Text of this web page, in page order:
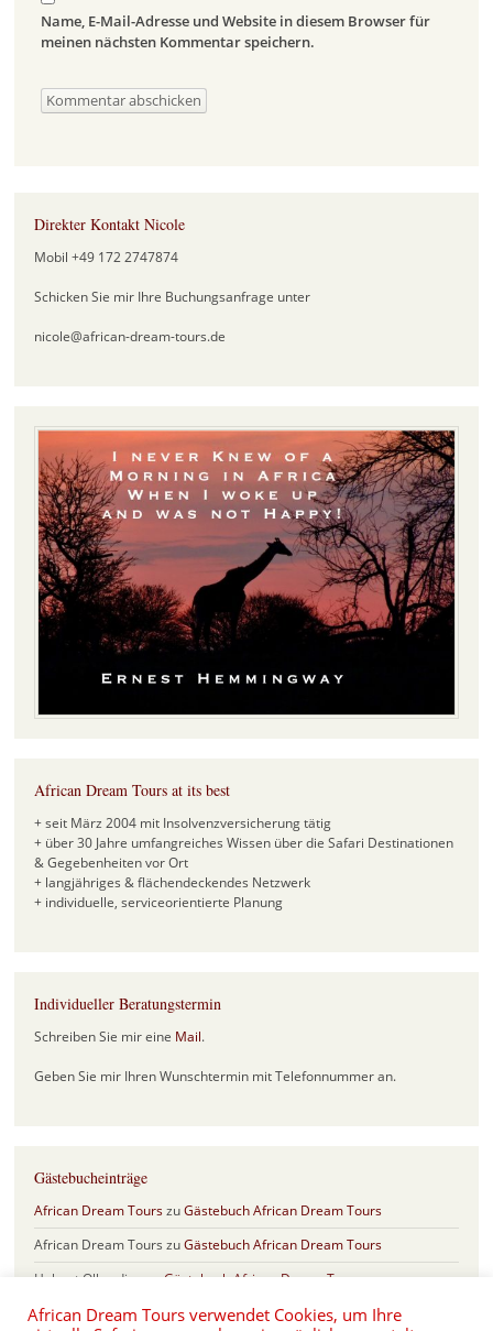
Name, E-Mail-Adresse und Website in diesem Browser für
meinen nächsten Kommentar speichern.
Direkter Kontakt Nicole
Mobil +49 172 2747874
Schicken Sie mir Ihre Buchungsanfrage unter
nicole@african-dream-tours.de
African Dream Tours at its best
+ seit März 2004 mit Insolvenzversicherung tätig
+ über 30 Jahre umfangreiches Wissen über die Safari Destinationen
& Gegebenheiten vor Ort
+ langjähriges & flächendeckendes Netzwerk
+ individuelle, serviceorientierte Planung
Individueller Beratungstermin
Schreiben Sie mir eine Mail.
Geben Sie mir Ihren Wunschtermin mit Telefonnummer an.
Gästebucheinträge
African Dream TourszuGästebuch African Dream Tours
African Dream Tours zuGästebuch African Dream Tours
Helmut OlberdingzuGästebuch African Dream Tours
Sabine & FrankzuGästebuch African Dream Tours
African Dream Tours verwendet Cookies, um Ihre